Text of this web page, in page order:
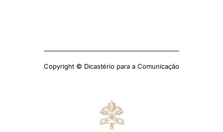
Copyright © Dicastério para a Comunicação